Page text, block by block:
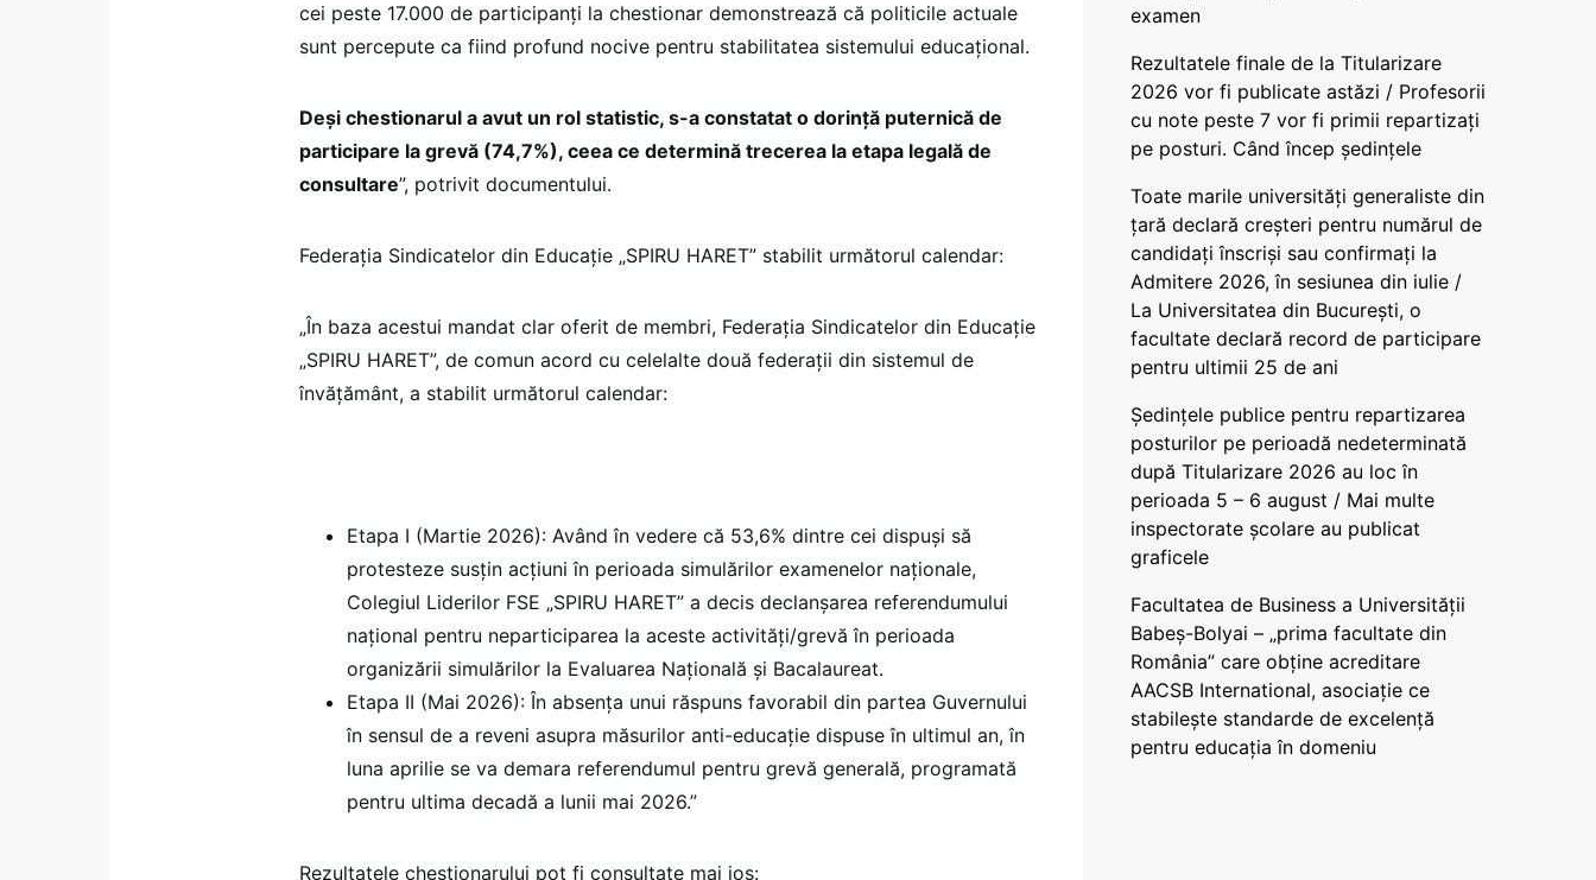
cei peste 17.000 de participanți la chestionar demonstrează că politicile actuale
sunt percepute ca fiind profund nocive pentru stabilitatea sistemului educațional.
Deși chestionarul a avut un rol statistic, s-a constatat o dorință puternică de
participare la grevă (74,7%), ceea ce determină trecerea la etapa legală de
consultare”, potrivit documentului.
Federația Sindicatelor din Educație „SPIRU HARET” stabilit următorul calendar:
„În baza acestui mandat clar oferit de membri, Federația Sindicatelor din Educație
„SPIRU HARET”, de comun acord cu celelalte două federații din sistemul de
învățământ, a stabilit următorul calendar:
Etapa I (Martie 2026): Având în vedere că 53,6% dintre cei dispuși să
protesteze susțin acțiuni în perioada simulărilor examenelor naționale,
Colegiul Liderilor FSE „SPIRU HARET” a decis declanșarea referendumului
național pentru neparticiparea la aceste activități/grevă în perioada
organizării simulărilor la Evaluarea Națională și Bacalaureat.
Etapa II (Mai 2026): În absența unui răspuns favorabil din partea Guvernului
în sensul de a reveni asupra măsurilor anti-educație dispuse în ultimul an, în
luna aprilie se va demara referendumul pentru grevă generală, programată
pentru ultima decadă a lunii mai 2026.”
Rezultatele chestionarului pot fi consultate mai jos:
examen
Rezultatele finale de la Titularizare
2026 vor fi publicate astăzi / Profesorii
cu note peste 7 vor fi primii repartizați
pe posturi. Când încep ședințele
Toate marile universități generaliste din
țară declară creșteri pentru numărul de
candidați înscriși sau confirmați la
Admitere 2026, în sesiunea din iulie /
La Universitatea din București, o
facultate declară record de participare
pentru ultimii 25 de ani
Ședințele publice pentru repartizarea
posturilor pe perioadă nedeterminată
după Titularizare 2026 au loc în
perioada 5 – 6 august / Mai multe
inspectorate școlare au publicat
graficele
Facultatea de Business a Universității
Babeș-Bolyai – „prima facultate din
România” care obține acreditare
AACSB International, asociație ce
stabilește standarde de excelență
pentru educația în domeniu